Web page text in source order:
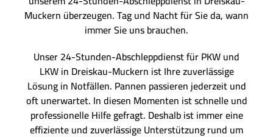
Muckern überzeugen. Tag und Nacht für Sie da, wann
immer Sie uns brauchen.
Unser 24-Stunden-Abschleppdienst für PKW und
LKW in Dreiskau-Muckern ist Ihre zuverlässige
Lösung in Notfällen. Pannen passieren jederzeit und
oft unerwartet. In diesen Momenten ist schnelle und
professionelle Hilfe gefragt. Deshalb ist immer eine
effiziente und zuverlässige Unterstützung rund um